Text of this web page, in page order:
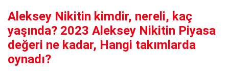
Aleksey Nikitin kimdir, nereli, kaç
yaşında? 2023 Aleksey Nikitin Piyasa
değeri ne kadar, Hangi takımlarda
oynadı?